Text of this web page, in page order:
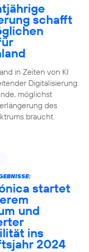
schafft
in Zeiten von KI
Digitalisierung
möglichst
des
braucht.
startet
und
ins
2024